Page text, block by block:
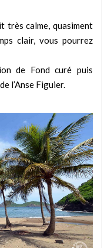
très calme, quasiment
clair, vous pourrez
de Fond curé puis
l’Anse Figuier.